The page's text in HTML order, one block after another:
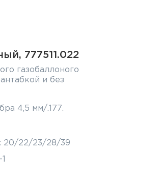
777511.022
газобаллоного
и без
4,5 мм/.177.
20/22/23/28/39